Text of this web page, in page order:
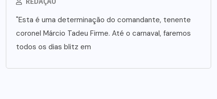
"Esta é uma determinação do comandante, tenente
coronel Márcio Tadeu Firme. Até o carnaval, faremos
todos os dias blitz em